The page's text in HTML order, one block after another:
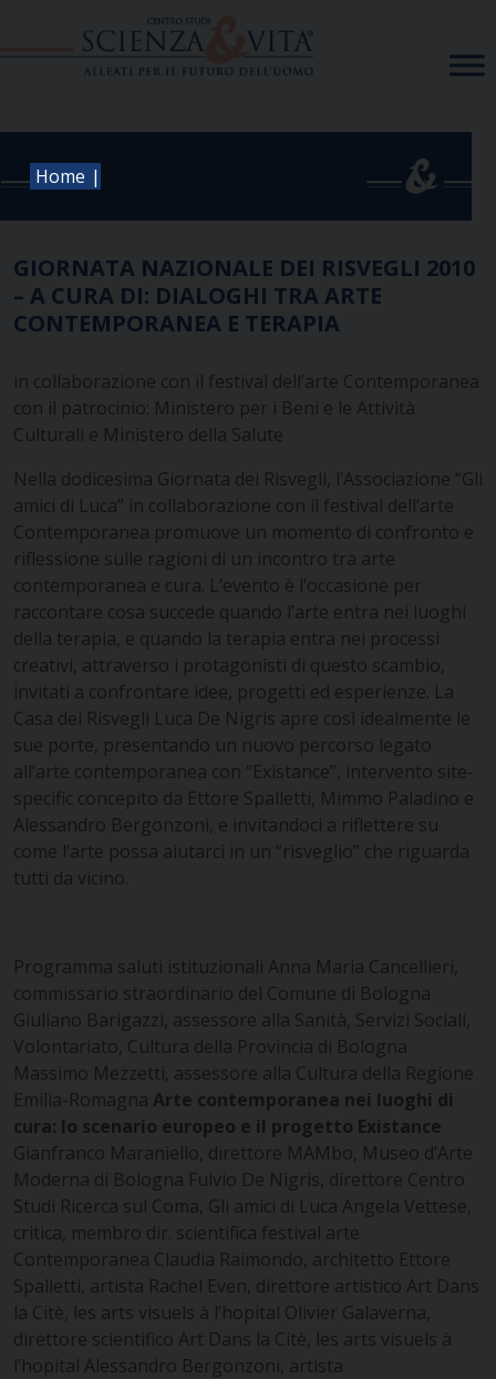
Home |
GIORNATA NAZIONALE DEI RISVEGLI 2010
– A CURA DI: DIALOGHI TRA ARTE
CONTEMPORANEA E TERAPIA
in collaborazione con il festival dell’arte Contemporanea
con il patrocinio: Ministero per i Beni e le Attività
Culturali e Ministero della Salute
Nella dodicesima Giornata dei Risvegli, l’Associazione “Gli
amici di Luca” in collaborazione con il festival dell’arte
Contemporanea promuove un momento di confronto e
riflessione sulle ragioni di un incontro tra arte
contemporanea e cura. L’evento è l’occasione per
raccontare cosa succede quando l’arte entra nei luoghi
della terapia, e quando la terapia entra nei processi
creativi, attraverso i protagonisti di questo scambio,
invitati a confrontare idee, progetti ed esperienze. La
Casa dei Risvegli Luca De Nigris apre così idealmente le
sue porte, presentando un nuovo percorso legato
all’arte contemporanea con “Existance”, intervento site-
specific concepito da Ettore Spalletti, Mimmo Paladino e
Alessandro Bergonzoni, e invitandoci a riflettere su
come l’arte possa aiutarci in un “risveglio” che riguarda
tutti da vicino.
Programma saluti istituzionali Anna Maria Cancellieri,
commissario straordinario del Comune di Bologna
Giuliano Barigazzi, assessore alla Sanità, Servizi Sociali,
Volontariato, Cultura della Provincia di Bologna
Massimo Mezzetti, assessore alla Cultura della Regione
Emilia-Romagna Arte contemporanea nei luoghi di
cura: lo scenario europeo e il progetto Existance
Gianfranco Maraniello, direttore MAMbo, Museo d’Arte
Moderna di Bologna Fulvio De Nigris, direttore Centro
Studi Ricerca sul Coma, Gli amici di Luca Angela Vettese,
critica, membro dir. scientifica festival arte
Contemporanea Claudia Raimondo, architetto Ettore
Spalletti, artista Rachel Even, direttore artistico Art Dans
la Citè, les arts visuels à l’hopital Olivier Galaverna,
direttore scientifico Art Dans la Citè, les arts visuels à
l’hopital Alessandro Bergonzoni, artista